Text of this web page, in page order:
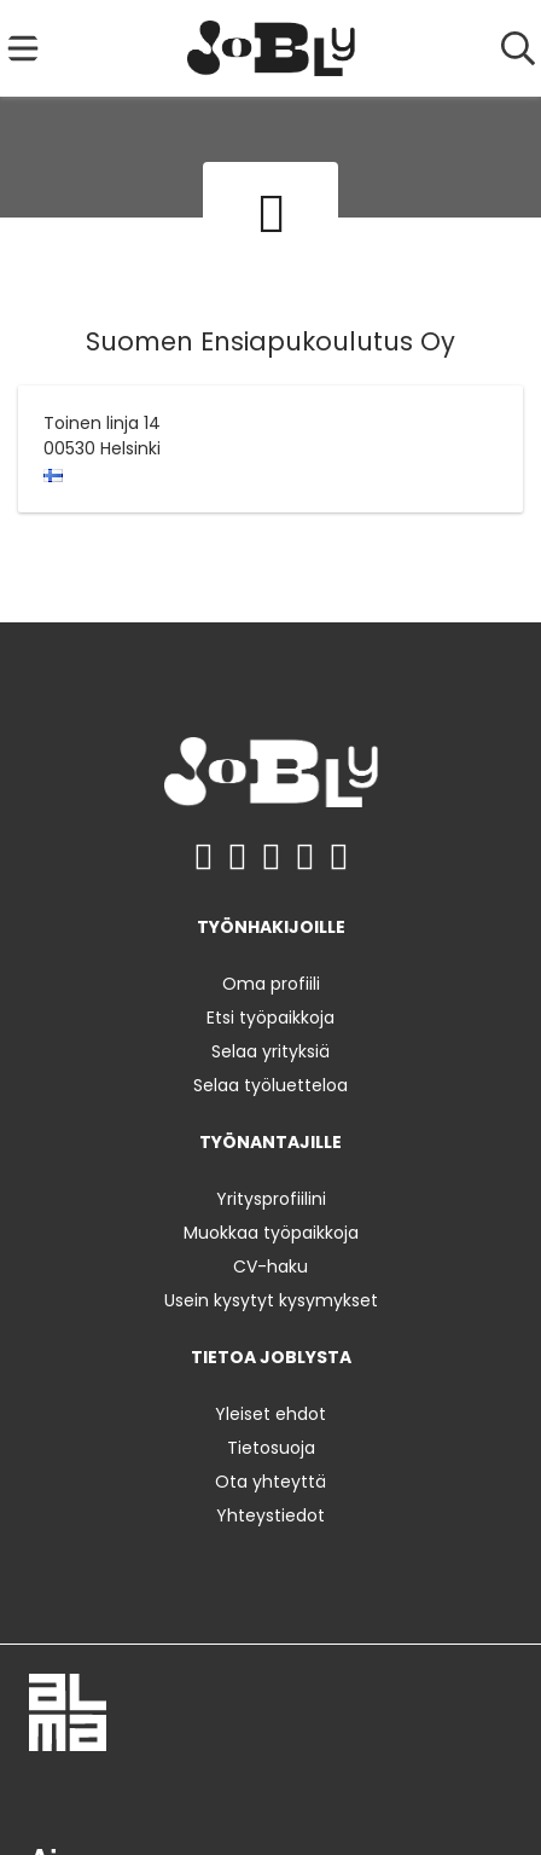
Suomen Ensiapukoulutus Oy
Toinen linja 14
00530 Helsinki
TYÖNHAKIJOILLE
Oma profiili
Etsi työpaikkoja
Selaa yrityksiä
Selaa työluetteloa
TYÖNANTAJILLE
Yritysprofiilini
Muokkaa työpaikkoja
CV-haku
Usein kysytyt kysymykset
TIETOA JOBLYSTA
Yleiset ehdot
Tietosuoja
Ota yhteyttä
Yhteystiedot